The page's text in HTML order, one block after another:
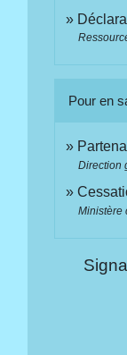
Pour en
Direction
Ministère